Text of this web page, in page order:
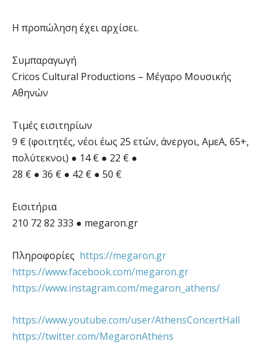
Η προπώληση έχει αρχίσει.
Συμπαραγωγή
Cricos Cultural Productions – Μέγαρο Μουσικής
Αθηνών
Τιμές εισιτηρίων
9 € (φοιτητές, νέοι έως 25 ετών, άνεργοι, ΑμεΑ, 65+,
πολύτεκνοι) ● 14 € ● 22 € ●
28 € ● 36 € ● 42 € ● 50 €
Eισιτήρια
210 72 82 333 ● megaron.gr
Πληροφορίες https://megaron.gr
https://www.facebook.com/megaron.gr
https://www.instagram.com/megaron_athens/
https://www.youtube.com/user/AthensConcertHall
https://twitter.com/MegaronAthens